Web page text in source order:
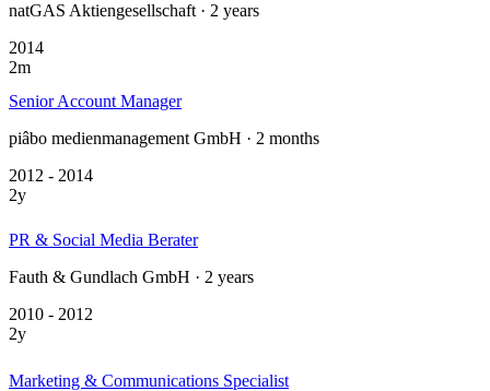
natGAS Aktiengesellschaft · 2 years
2014
2m
Senior Account Manager
piâbo medienmanagement GmbH · 2 months
2012 - 2014
2y
PR & Social Media Berater
Fauth & Gundlach GmbH · 2 years
2010 - 2012
2y
Marketing & Communications Specialist